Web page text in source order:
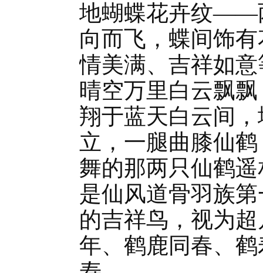
地蝴蝶花卉纹——
向而飞，蝶间饰
情美满、吉祥如
晴空万里白云飘
翔于蓝天白云间
立，一腿曲膝仙
舞的那两只仙鹤
是仙风道骨羽族
的吉祥鸟，视为
年、鹤鹿同春、